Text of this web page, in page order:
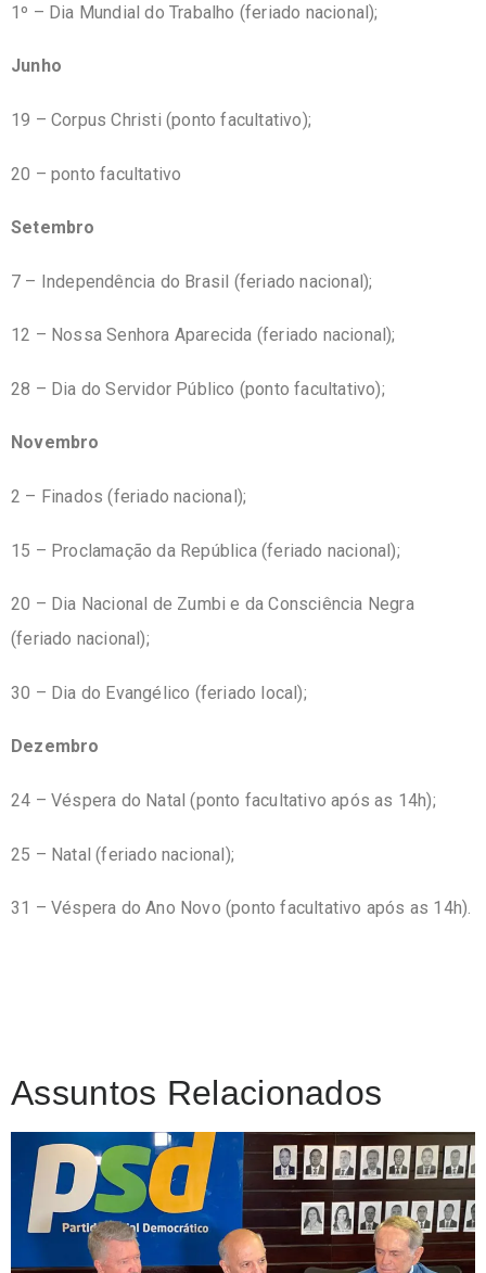
1º – Dia Mundial do Trabalho (feriado nacional);
Junho
19 – Corpus Christi (ponto facultativo);
20 – ponto facultativo
Setembro
7 – Independência do Brasil (feriado nacional);
12 – Nossa Senhora Aparecida (feriado nacional);
28 – Dia do Servidor Público (ponto facultativo);
Novembro
2 – Finados (feriado nacional);
15 – Proclamação da República (feriado nacional);
20 – Dia Nacional de Zumbi e da Consciência Negra
(feriado nacional);
30 – Dia do Evangélico (feriado local);
Dezembro
24 – Véspera do Natal (ponto facultativo após as 14h);
25 – Natal (feriado nacional);
31 – Véspera do Ano Novo (ponto facultativo após as 14h).
Assuntos Relacionados